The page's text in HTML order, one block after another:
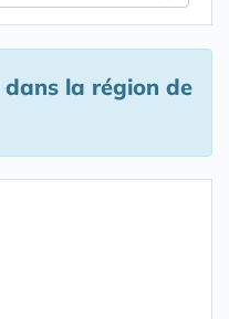
dans la région de